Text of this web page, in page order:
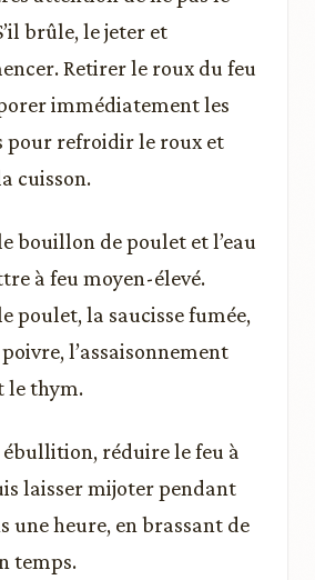
brûle, le jeter et
Retirer le roux du feu
immédiatement les
pour refroidir le roux et
cuisson.
bouillon de poulet et l’eau
à feu moyen-élevé.
poulet, la saucisse fumée,
l’assaisonnement
le thym.
réduire le feu à
laisser mijoter pendant
une heure, en brassant de
temps.